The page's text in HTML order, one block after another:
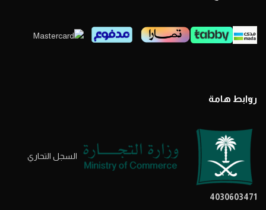
روابط هامة
السجل التحاري
4030603471